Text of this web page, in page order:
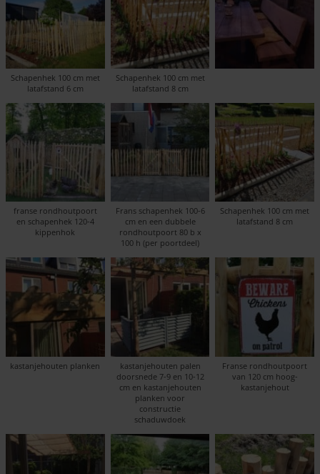
Schapenhek 100 cm met
latafstand 6 cm
Schapenhek 100 cm met
latafstand 8 cm
franse rondhoutpoort
en schapenhek 120-4
kippenhok
Frans schapenhek 100-6
cm en een dubbele
rondhoutpoort 80 b x
100 h (per poortdeel)
Schapenhek 100 cm met
latafstand 8 cm
kastanjehouten planken
kastanjehouten palen
doorsnede 7-9 en 10-12
cm en kastanjehouten
planken voor
constructie
schaduwdoek
Franse rondhoutpoort
van 120 cm hoog-
kastanjehout